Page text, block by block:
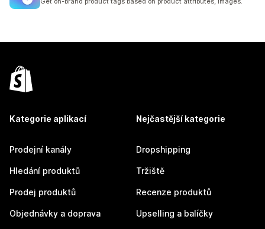
Kategorie aplikací
Prodejní kanály
Hledání produktů
Prodej produktů
Objednávky a doprava
Nejčastější kategorie
Dropshipping
Tržiště
Recenze produktů
Upselling a balíčky